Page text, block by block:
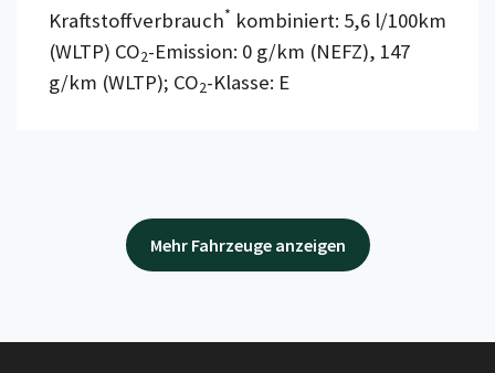
Kraftstoffverbrauch* kombiniert: 5,6 l/100km
(WLTP) CO2-Emission: 0 g/km (NEFZ), 147
g/km (WLTP); CO2-Klasse: E
Mehr Fahrzeuge anzeigen